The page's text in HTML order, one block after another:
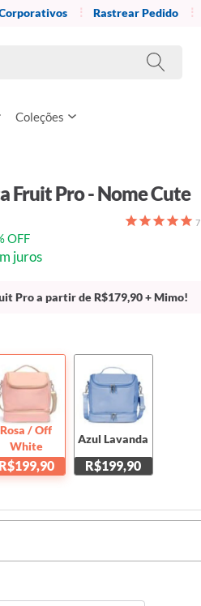
Rastrear Pedido
Coleções
Fruit Pro - Nome Cute
OFF
juros
7
Pro a partir de R$179,90 + Mimo!
Rosa / Off
White
R$199,90
Azul Lavanda
R$199,90